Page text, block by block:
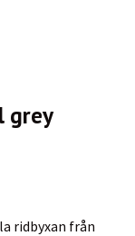
grey
ridbyxan från